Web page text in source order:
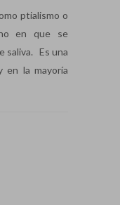
ptialismo o
en que se
saliva. Es una
en la mayoría